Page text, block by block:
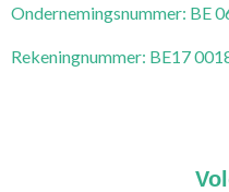
Ondernemingsnummer: BE
Rekeningnummer: BE17